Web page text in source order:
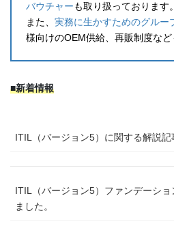
バウチャーも取り扱っております。
また、 実務に生かすためのグルー
様向けのOEM供給、再販制度など
■新着情報
ITIL（バージョン5）に関する解説記
ITIL（バージョン5）ファンデーシ
ました。